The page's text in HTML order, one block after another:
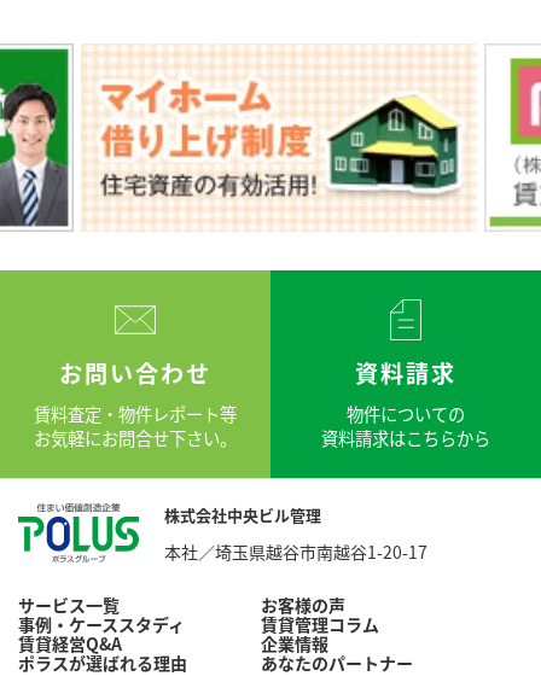
お問い合わせ
賃料査定・物件レポート等
お気軽にお問合せ下さい。
資料請求
物件についての
資料請求はこちらから
株式会社中央ビル管理
本社／埼玉県越谷市南越谷1-20-17
サービス一覧
事例・ケーススタディ
賃貸経営Q&A
ポラスが選ばれる理由
お客様の声
賃貸管理コラム
企業情報
あなたのパートナー